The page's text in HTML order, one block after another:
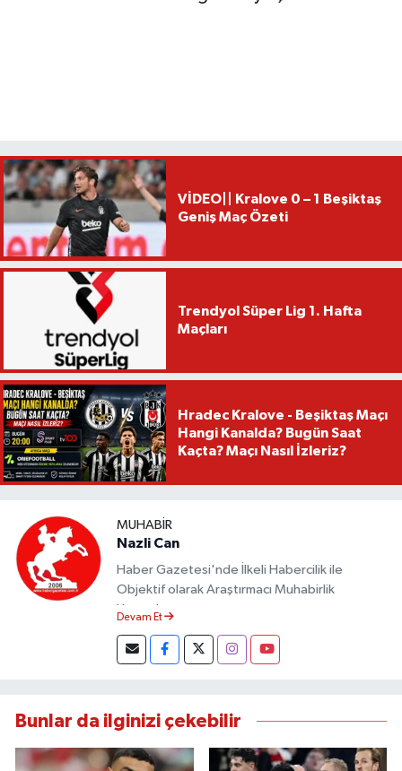
VİDEO|| Kralove 0 – 1 Beşiktaş
Geniş Maç Özeti
Trendyol Süper Lig 1. Hafta
Maçları
Hradec Kralove - Beşiktaş Maçı
Hangi Kanalda? Bugün Saat
Kaçta? Maçı Nasıl İzleriz?
MUHABIR
Nazli Can
Haber Gazetesi'nde İlkeli Habercilik ile
Objektif olarak Araştırmacı Muhabirlik
Yapmaktayım.
Devam Et
Bunlar da ilginizi çekebilir